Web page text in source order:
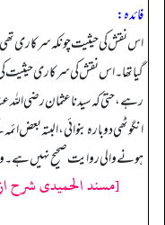
فائدہ:
اس نقش کی حیثیت چونکہ سرکاری
گیا تھا۔ اس نقش کی سرکاری حیثیت
رہے، حتیٰ کہ سیدنا عثمان رضی
انگوٹھی دوبارہ بنوائی، البتہ بعض
ہونے والی روایت صحیح نہیں ہے۔
[مسند الحمیدی شرح